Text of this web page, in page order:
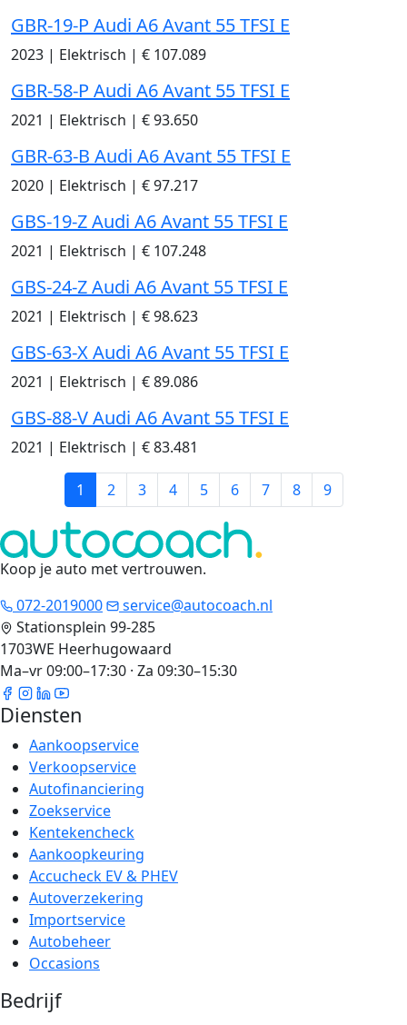
GBR-19-P Audi A6 Avant 55 TFSI E
2023 | Elektrisch | € 107.089
GBR-58-P Audi A6 Avant 55 TFSI E
2021 | Elektrisch | € 93.650
GBR-63-B Audi A6 Avant 55 TFSI E
2020 | Elektrisch | € 97.217
GBS-19-Z Audi A6 Avant 55 TFSI E
2021 | Elektrisch | € 107.248
GBS-24-Z Audi A6 Avant 55 TFSI E
2021 | Elektrisch | € 98.623
GBS-63-X Audi A6 Avant 55 TFSI E
2021 | Elektrisch | € 89.086
GBS-88-V Audi A6 Avant 55 TFSI E
2021 | Elektrisch | € 83.481
1 2 3 4 5 6 7 8 9
Koop je auto met vertrouwen.
072-2019000
service@autocoach.nl
Stationsplein 99-285
1703WE Heerhugowaard
Ma–vr 09:00–17:30 · Za 09:30–15:30
Diensten
Aankoopservice
Verkoopservice
Autofinanciering
Zoekservice
Kentekencheck
Aankoopkeuring
Accucheck EV & PHEV
Autoverzekering
Importservice
Autobeheer
Occasions
Bedrijf